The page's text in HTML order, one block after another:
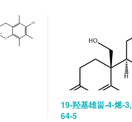
19-羟基雄甾-4-烯-
64-5